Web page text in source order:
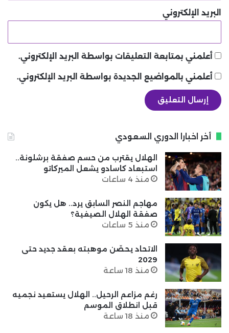
البريد الإلكتروني
أعلمني بمتابعة التعليقات بواسطة البريد الإلكتروني.
أعلمني بالمواضيع الجديدة بواسطة البريد الإلكتروني.
أخر اخبارا الدوري السعودي
الهلال يقترب من حسم صفقة برشلونة..
استبعاد كاسادو يشعل الميركاتو
منذ 4 ساعات
مهاجم النصر السابق يرد.. هل يكون
صفقة الهلال الصيفية؟
منذ 5 ساعات
الاتحاد يحصّن موهبته بعقد جديد حتى
2029
منذ 18 ساعة
رغم مزاعم الرحيل.. الهلال يستعيد نجميه
قبل انطلاق الموسم
منذ 18 ساعة